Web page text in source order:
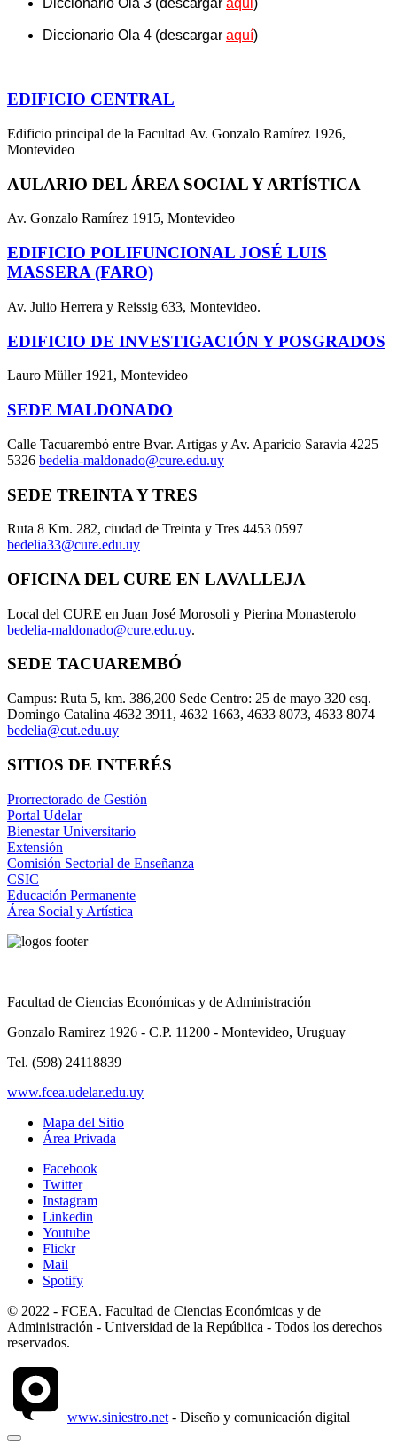
Diccionario Ola 4 (descargar aquí)
EDIFICIO CENTRAL
Edificio principal de la Facultad Av. Gonzalo Ramírez 1926,
Montevideo
AULARIO DEL ÁREA SOCIAL Y ARTÍSTICA
Av. Gonzalo Ramírez 1915, Montevideo
EDIFICIO POLIFUNCIONAL JOSÉ LUIS
MASSERA (FARO)
Av. Julio Herrera y Reissig 633, Montevideo.
EDIFICIO DE INVESTIGACIÓN Y POSGRADOS
Lauro Müller 1921, Montevideo
SEDE MALDONADO
Calle Tacuarembó entre Bvar. Artigas y Av. Aparicio Saravia 4225
5326 bedelia-maldonado@cure.edu.uy
SEDE TREINTA Y TRES
Ruta 8 Km. 282, ciudad de Treinta y Tres 4453 0597
bedelia33@cure.edu.uy
OFICINA DEL CURE EN LAVALLEJA
Local del CURE en Juan José Morosoli y Pierina Monasterolo
bedelia-maldonado@cure.edu.uy.
SEDE TACUAREMBÓ
Campus: Ruta 5, km. 386,200 Sede Centro: 25 de mayo 320 esq.
Domingo Catalina 4632 3911, 4632 1663, 4633 8073, 4633 8074
bedelia@cut.edu.uy
SITIOS DE INTERÉS
Prorrectorado de Gestión
Portal Udelar
Bienestar Universitario
Extensión
Comisión Sectorial de Enseñanza
CSIC
Educación Permanente
Área Social y Artística
Facultad de Ciencias Económicas y de Administración
Gonzalo Ramirez 1926 - C.P. 11200 - Montevideo, Uruguay
Tel. (598) 24118839
www.fcea.udelar.edu.uy
Mapa del Sitio
Área Privada
Facebook
Twitter
Instagram
Linkedin
Youtube
Flickr
Mail
Spotify
© 2022 - FCEA. Facultad de Ciencias Económicas y de
Administración - Universidad de la República - Todos los derechos
reservados.
www.siniestro.net - Diseño y comunicación digital